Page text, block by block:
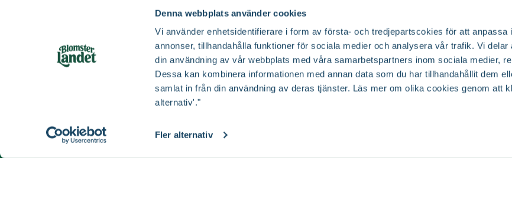
Denna webbplats använder cookies
Vi använder enhetsidentifierare i form av första- och tredjepartscokies för att anpassa
annonser, tillhandahålla funktioner för sociala medier och analysera vår trafik. Vi delar
din användning av vår webbplats med våra samarbetspartners inom sociala medier,
Dessa kan kombinera informationen med annan data som du har tillhandahållit dem
samlat in från din användning av deras tjänster. Läs mer om olika cookies genom att
alternativ'."
Fler alternativ
Butiker & öppettider
SKUD
Cookie-
© Copyright Blomsterlandet 2025